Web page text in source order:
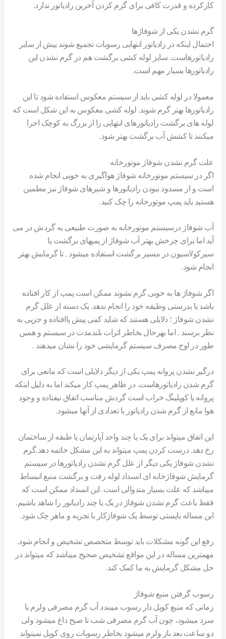
کارکرده و قدرت کافی برای گرم کردن آخرین رادیاتور ندارد.
گرم نشدن یکی از شوفاژها
احتمال اینکه در رادیاتور انتهایی رسوبات تجمیع شوند بیش از سایر
رادیاتورهاست. سایز لوله کشی برگشت هم در گرم نشدن این
رادیاتورها بسیار مهم است.
معمولا در لوله کشی باید از سیستم معکوس استفاده شود تا این
رادیاتورها بهتر گرم شوند. لوله کشی معکوس به این شکل است که
لوله های برگشت رادیاتورهای انتهایی را از بزرگ به کوچک اجرا
میکنند تا کشش آب برگشت بهتر شود.
علت گرم نشدن شوفاژ موتورخانه
اگر در سیستم موتورخانه شوفاژ هواگیری به خوبی انجام شده
است و از مسدود نبودن رادیاتورها و شیرهای شوفاژ نیز مطمین
هستید باید پمپ موتورخانه را چک کنید.
آب شوفاژ درسیستم موتورخانه به صورت طبیعی به گردش در می
آید اما برای چرخش بهتر آب شوفاژ از پمپهای برگشت یا
سیرکولاسیون در مسیر برگشت استفاده میشود , تا گرمایش بهتر
انجام شود.
اگر شوفاژ ها به خوبی گرم نشوند ممکن است پمپ از کار افتاده
باشد یا بدرستی وظیفه خود را انجام ندهد. یک دسته از علل گرم
نشدن شوفاژ ؛ دلایلی هستند که شاید کمی پیش پاافتاده و جزیی به
نظر برسند , اما بهرحال بخاطر اثرات بلندمدت در سیستم و همین
طور در اوج مصرف سیستم گرمایشی خود را نشان میدهند .
درگیر نشدن پروانه پمپ یکی از دیگر دلایلی است که مانعی برای
گرم شدن رادیاتورهاست. در ظاهر پمپ کار میکند اما به دلیل اینکه
پروانه یا کوپلینگ خراب است گردش مناسب اتفاق نیفتاده و وجود
هوا مانع از گرم شدن رادیاتور یا تعدادی از آنها میشود.
این اتفاق میتواند برای یک یا چند واحد آپارتمان یا طبقه از ساختمان
رخ دهد. درست کردن پمپ میتواند به این مشکل خاتمه دهد.گرم
نشدن شوفاژ یکی دیگر از علل گرم نشدن رادیاتورها در سیستم
گرمایش شوفاژخانه ای انسداد لوله رفت و برگشت منبع انبساط
میباشد که علت بسیار متدوالی است. این انسداد ممکن است که
فقط باعث گرم نشدن شوفاژ در یک یا چند رادیاتور را شاهد باشیم.
این مساله بایستی توسط یک شوفاژکار با تجربه و ماهر چک شود.
رفع این گونه مشکلات باید توسط متخصص تشخیص و انجام شود.
مهمترین مساله در این مواقع تشخیص صحیح میباشد که میتواند در
حل مشکل گرمایش به ما کمک کند.
رسوب گرفتن منبع شوفاژ
زمانی که منبع کویل دار رسوب میبندد آب گرم مصرفی ولرم یا
سرد میشود، چون آب گرم مصرفی شب تا صبح داغ میشود ولی
دو ساعت بعد باز ولرم میشود بخاطر رسوبات روی کویل نمیتواند